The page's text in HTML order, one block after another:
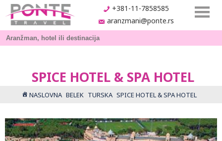
+381-11-7858585
aranzmani@ponte.rs
SPICE HOTEL & SPA HOTEL
NASLOVNA BELEK TURSKA SPICE HOTEL & SPA HOTEL